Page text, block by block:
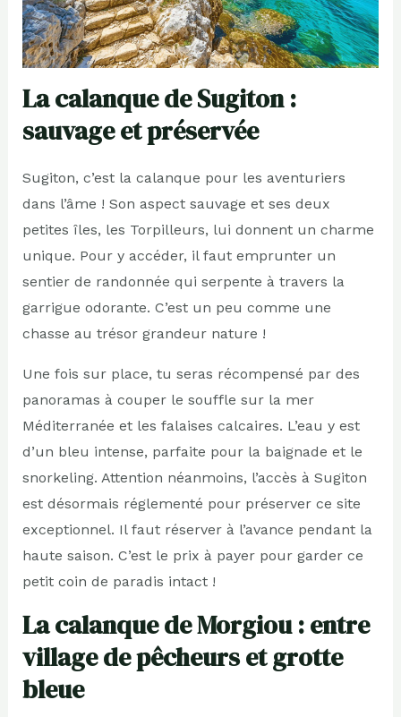
La calanque de Sugiton :
sauvage et préservée
Sugiton, c’est la calanque pour les aventuriers
dans l’âme ! Son aspect sauvage et ses deux
petites îles, les Torpilleurs, lui donnent un charme
unique. Pour y accéder, il faut emprunter un
sentier de randonnée qui serpente à travers la
garrigue odorante. C’est un peu comme une
chasse au trésor grandeur nature !
Une fois sur place, tu seras récompensé par des
panoramas à couper le souffle sur la mer
Méditerranée et les falaises calcaires. L’eau y est
d’un bleu intense, parfaite pour la baignade et le
snorkeling. Attention néanmoins, l’accès à Sugiton
est désormais réglementé pour préserver ce site
exceptionnel. Il faut réserver à l’avance pendant la
haute saison. C’est le prix à payer pour garder ce
petit coin de paradis intact !
La calanque de Morgiou : entre
village de pêcheurs et grotte
bleue